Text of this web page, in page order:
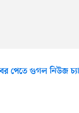
পেতে গুগল নিউজ